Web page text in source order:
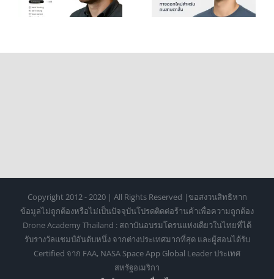
ใหม่สำหรับคน
วิวและสเปคที่คุณ
Copyright 2012 - 2020 | All Rights Reserved |ขอสงวนสิทธิหาก
ข้อมูลไม่ถูกต้องหรือไม่เป็นปัจจุบันโปรดติดต่อร้านค้าเพื่อความถูกต้อง
Drone Academy Thailand : สถาบันอบรมโดรนแห่งเดียวในไทยที่ได้
รับรางวัลแชมป์อันดับหนึ่ง จากต่างประเทศมากที่สุด และผู้สอนได้รับ
Certified จาก FAA, NASA Space App Global Leader ประเทศ
สหรัฐอเมริกา